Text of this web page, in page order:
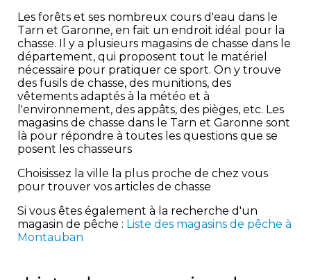
Les forêts et ses nombreux cours d'eau dans le
Tarn et Garonne, en fait un endroit idéal pour la
chasse. Il y a plusieurs magasins de chasse dans le
département, qui proposent tout le matériel
nécessaire pour pratiquer ce sport. On y trouve
des fusils de chasse, des munitions, des
vêtements adaptés à la météo et à
l'environnement, des appâts, des pièges, etc. Les
magasins de chasse dans le Tarn et Garonne sont
là pour répondre à toutes les questions que se
posent les chasseurs
Choisissez la ville la plus proche de chez vous
pour trouver vos articles de chasse
Si vous êtes également à la recherche d'un
magasin de pêche : Liste des magasins de pêche à
Montauban